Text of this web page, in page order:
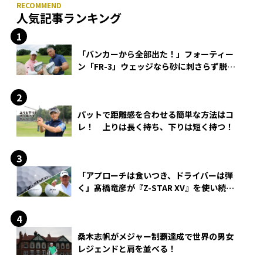
人気記事ランキング
「バンカーから全部出た！」フォーティー
ン「FR-3」ウェッジなら砂に刺さらず脱出
パットで距離感を合わせる簡単な方法はコ
レ！ 上りは長く持ち、下りは短く持つ！
「アプローチは食いつき、ドライバーは弾
く」髙橋竜彦が『Z-STAR XV』を使い続け
桑木志帆がメジャー制覇達成で世界の男女
レジェンドと肩を並べる！